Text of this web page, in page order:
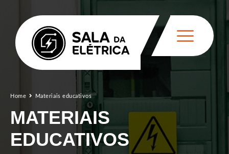
Home Materiais educativos
MATERIAIS
EDUCATIVOS